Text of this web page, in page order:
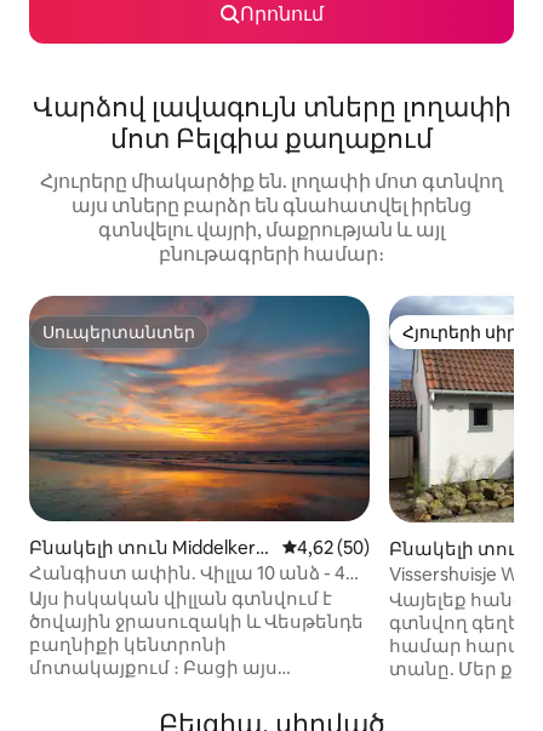
Որոնում
Վարձով լավագույն տները լողափի
մոտ Բելգիա քաղաքում
Հյուրերը միակարծիք են. լողափի մոտ գտնվող
այս տները բարձր են գնահատվել իրենց
գտնվելու վայրի, մաքրության և այլ
բնութագրերի համար։
Սուպերտանտեր
Սուպերտանտեր
Բնակելի տուն Middelkerk
e-ում
Միջին վարկանիշը՝ 5-ից
4,62 (50)
Հանգիստ ափին. Վիլլա 10 անձ - 4
ննջասենյակ - 2 լոգասենյակ
Այս իսկական վիլլան գտնվում է
ծովային ջրասուզակի և Վեսթենդե
բաղնիքի կենտրոնի
մոտակայքում ։ Բացի այս
սեփականությունն ինքնին շատ
Հյուրերի
Հյուրերի
Բնակելի տուն
մ
Vissershuisje
Վայելեք
գտնվող
համար
տանը. Մեր